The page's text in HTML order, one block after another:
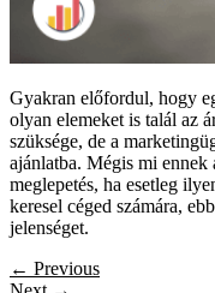
Gyakran előfordul, hogy
olyan elemeket is talál az
szüksége, de a
ajánlatba. Mégis mi ennek
meglepetés, ha esetleg
keresel céged számára,
jelenséget.
← Previous